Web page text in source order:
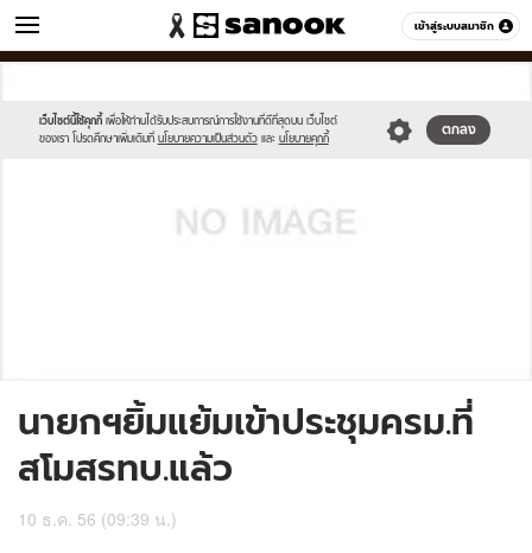
เข้าสู่ระบบสมาชิก
ข่าว หมวดอื่นๆ
เว็บไซต์นี้ใช้คุกกี้ เพื่อให้ท่านได้รับประสบการณ์การใช้งานที่ดีที่สุดบน เว็บไซต์
ของเรา โปรดศึกษาเพิ่มเติมที่ นโยบายความเป็นส่วนตัว และ นโยบายคุกกี้
ตกลง
sanook.png
image.jpg
นายกฯยิ้มแย้มเข้าประชุมครม.ที่
สโมสรทบ.แล้ว
10 ธ.ค. 56 (09:39 น.)